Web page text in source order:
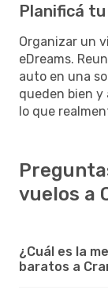
Planificá
Organizar un
eDreams.
auto en una
queden bien y
lo que
vuelos a
¿Cuál es la
baratos a